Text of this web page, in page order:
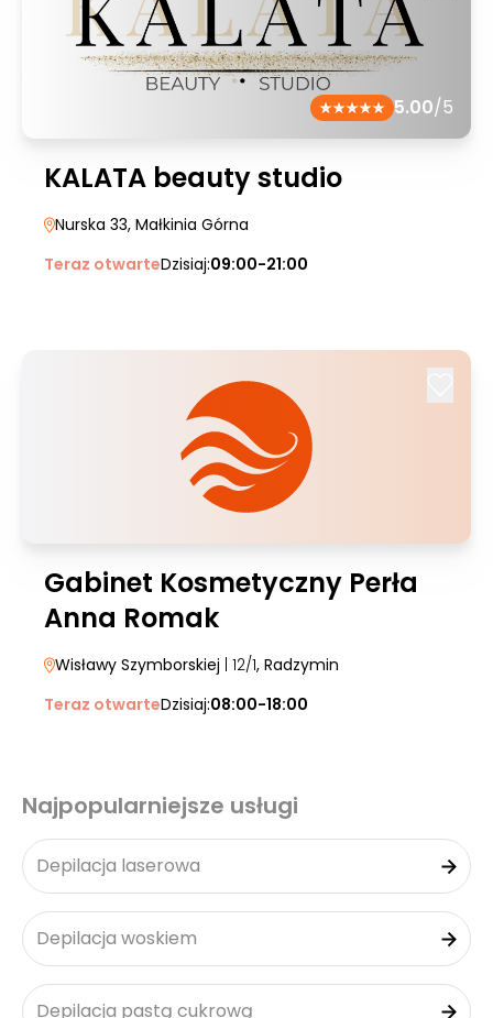
5.00/5
KALATA beauty studio
Nurska 33, Małkinia Górna
Teraz otwarteDzisiaj:09:00-21:00
Gabinet Kosmetyczny Perła
Anna Romak
Wisławy Szymborskiej | 12/1, Radzymin
Teraz otwarteDzisiaj:08:00-18:00
Najpopularniejsze usługi
Depilacja laserowa
Depilacja woskiem
Depilacja pastą cukrową